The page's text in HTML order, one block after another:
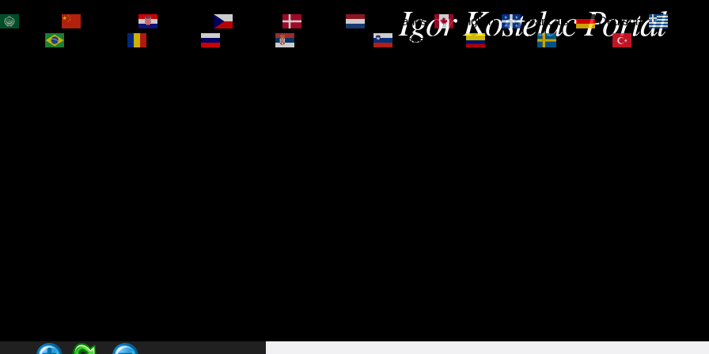
Igor Kostelac Portal
Nederlands English Français Deutsch
Slovenščina Español Svenska Türkçe